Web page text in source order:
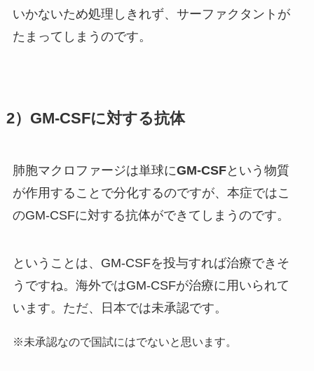
いかないため処理しきれず、サーファクタントが
たまってしまうのです。
2）GM-CSFに対する抗体
肺胞マクロファージは単球にGM-CSFという物質
が作用することで分化するのですが、本症ではこ
のGM-CSFに対する抗体ができてしまうのです。
ということは、GM-CSFを投与すれば治療できそ
うですね。海外ではGM-CSFが治療に用いられて
います。ただ、日本では未承認です。
※未承認なので国試にはでないと思います。